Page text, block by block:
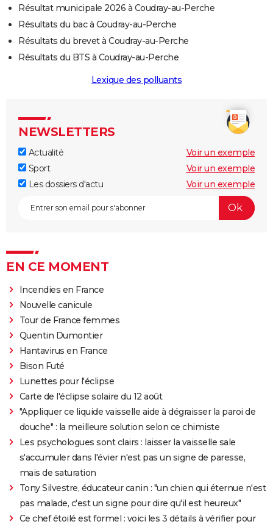
Résultat municipale 2026 à Coudray-au-Perche
Résultats du bac à Coudray-au-Perche
Résultats du brevet à Coudray-au-Perche
Résultats du BTS à Coudray-au-Perche
Lexique des polluants
NEWSLETTERS
Actualité
Voir un exemple
Sport
Voir un exemple
Les dossiers d'actu
Voir un exemple
EN CE MOMENT
Incendies en France
Nouvelle canicule
Tour de France femmes
Quentin Dumontier
Hantavirus en France
Bison Futé
Lunettes pour l'éclipse
Carte de l'éclipse solaire du 12 août
"Appliquer ce liquide vaisselle aide à dégraisser la paroi de
douche" : la meilleure solution selon ce chimiste
Les psychologues sont clairs : laisser la vaisselle sale
s'accumuler dans l'évier n'est pas un signe de paresse,
mais de saturation
Tony Silvestre, éducateur canin : "un chien qui éternue n'est
pas malade, c'est un signe pour dire qu'il est heureux"
Ce chef étoilé est formel : voici les 3 détails à vérifier pour